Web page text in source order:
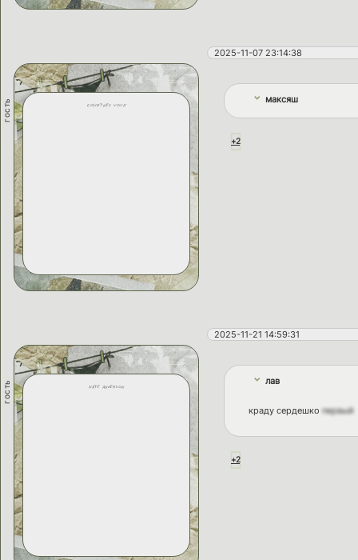
2025-11-07 23:14:38
гость courtney vovk максяш
+2
2025-11-21 14:59:31
гость kate anderson лав
краду сердешко первый
+2